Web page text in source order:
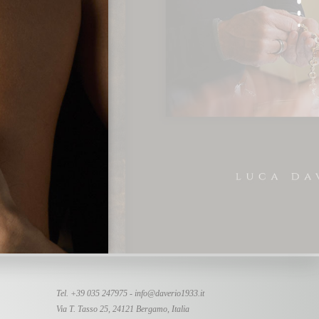
Tel. +39 035 247975 - info@daverio1933.it
Via T. Tasso 25, 24121 Bergamo, Italia